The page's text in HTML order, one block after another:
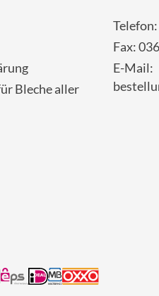
Bleche aller
Fax:
E-Mail: